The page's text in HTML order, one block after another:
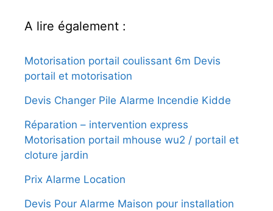
A lire également :
Motorisation portail coulissant 6m Devis
portail et motorisation
Devis Changer Pile Alarme Incendie Kidde
Réparation – intervention express
Motorisation portail mhouse wu2 / portail et
cloture jardin
Prix Alarme Location
Devis Pour Alarme Maison pour installation